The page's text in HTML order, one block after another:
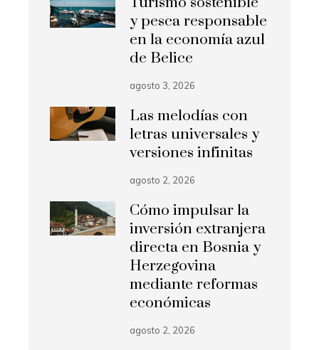
y pesca responsable
en la economía azul
de Belice
agosto 3, 2026
Las melodías con
letras universales y
versiones infinitas
agosto 2, 2026
Cómo impulsar la
inversión extranjera
directa en Bosnia y
Herzegovina
mediante reformas
económicas
agosto 2, 2026